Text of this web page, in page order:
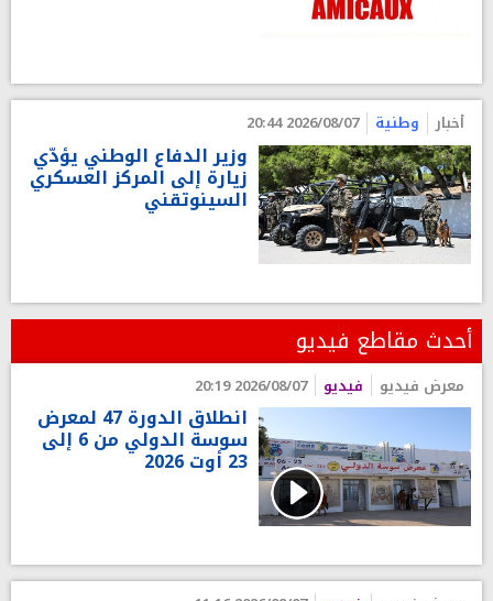
أخبار وطنية 2026/08/07 20:44
وزير الدفاع الوطني يؤدّي
زيارة إلى المركز العسكري
السينوتقني
أحدث مقاطع فيديو
معرض فيديو فيديو 2026/08/07 20:19
انطلاق الدورة 47 لمعرض
سوسة الدولي من 6 إلى
23 أوت 2026